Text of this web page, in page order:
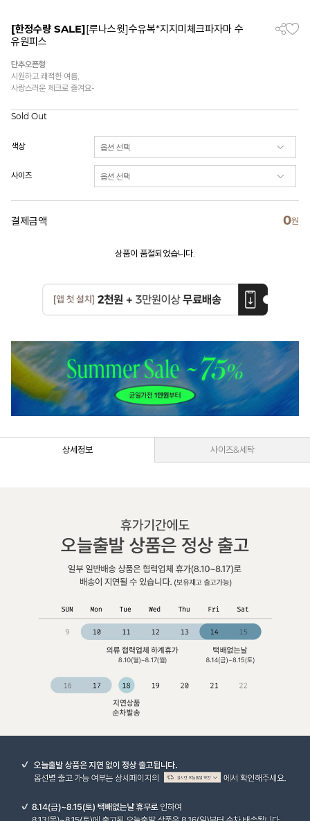
[한정수량 SALE][루나스윗]수유복*지지미체크파자마 수
유원피스
단추오픈형
시원하고 쾌적한 여름,
사랑스러운 체크로 즐겨요-
Sold Out
색상
사이즈
결제금액 0원
상품이 품절되었습니다.
상세정보 사이즈&세탁